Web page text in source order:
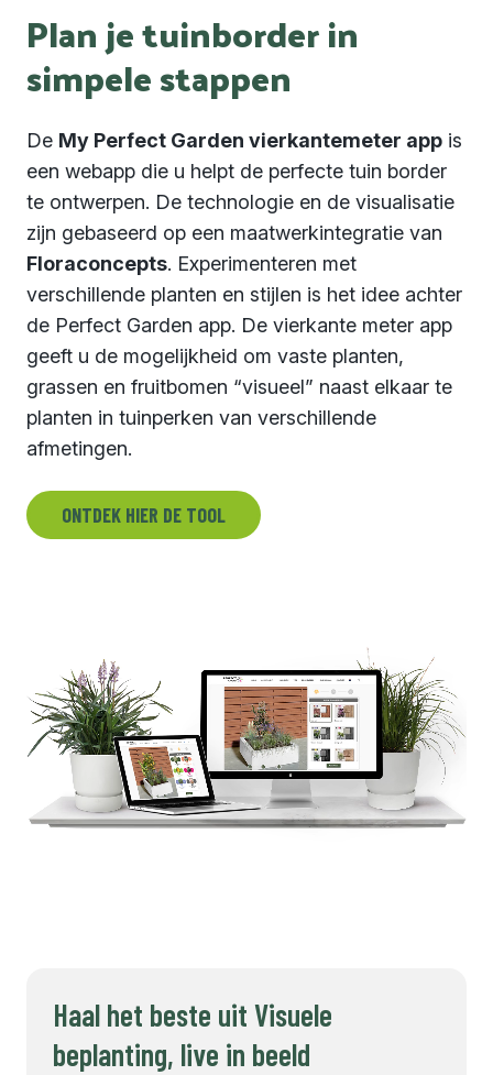
Plan je tuinborder in
simpele stappen
De My Perfect Garden vierkantemeter app is
een webapp die u helpt de perfecte tuin border
te ontwerpen. De technologie en de visualisatie
zijn gebaseerd op een maatwerkintegratie van
Floraconcepts. Experimenteren met
verschillende planten en stijlen is het idee achter
de Perfect Garden app. De vierkante meter app
geeft u de mogelijkheid om vaste planten,
grassen en fruitbomen “visueel” naast elkaar te
planten in tuinperken van verschillende
afmetingen.
ONTDEK HIER DE TOOL
Haal het beste uit Visuele
beplanting, live in beeld